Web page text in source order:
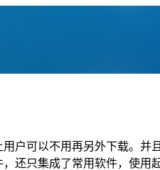
可以不用再另外下载。并
还只集成了常用软件，使